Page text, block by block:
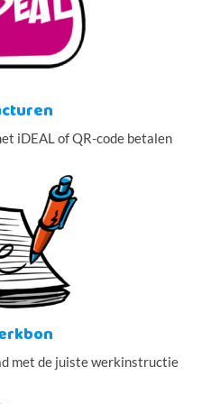
iDEAL of QR-code betalen
met de juiste werkinstructie